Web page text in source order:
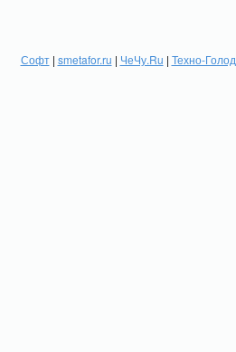
Софт| smetafor.ru | ЧеЧу.Ru | Техно-Голод